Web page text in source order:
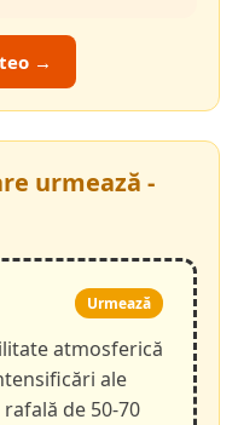
→
urmează -
Urmează
atmosferică
ale
de 50-70